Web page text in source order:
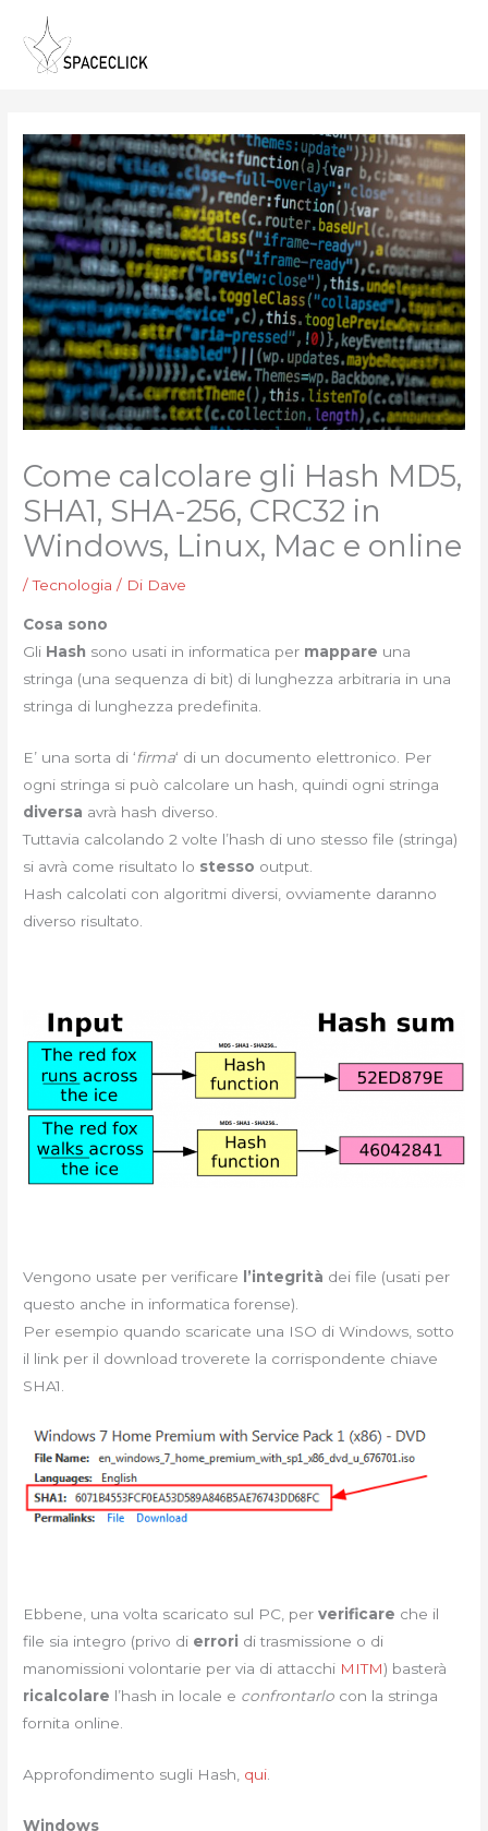
contenuto
Come calcolare gli Hash MD5,
SHA1, SHA-256, CRC32 in
Windows, Linux, Mac e online
/Tecnologia / Di Dave
Cosa sono
Gli Hash sono usati in informatica per mappare una
stringa (una sequenza di bit) di lunghezza arbitraria in una
stringa di lunghezza predefinita.
E’ una sorta di ‘firma‘ di un documento elettronico. Per
ogni stringa si può calcolare un hash, quindi ogni stringa
diversa avrà hash diverso.
Tuttavia calcolando 2 volte l’hash di uno stesso file (stringa)
si avrà come risultato lo stesso output.
Hash calcolati con algoritmi diversi, ovviamente daranno
diverso risultato.
Vengono usate per verificare l’integrità dei file (usati per
questo anche in informatica forense).
Per esempio quando scaricate una ISO di Windows, sotto
il link per il download troverete la corrispondente chiave
SHA1.
Ebbene, una volta scaricato sul PC, perverificare che il
file sia integro (privo di errori di trasmissione o di
manomissioni volontarie per via di attacchi MITM) basterà
ricalcolare l’hash in locale e confrontarlo con la stringa
fornita online.
Approfondimento sugli Hash, qui.
Windows